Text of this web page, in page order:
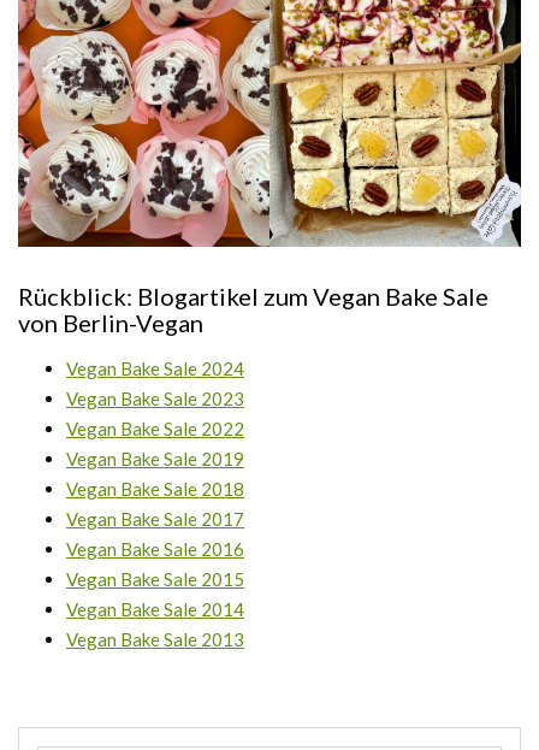
Rückblick: Blogartikel zum Vegan Bake Sale
von Berlin-Vegan
Vegan Bake Sale 2024
Vegan Bake Sale 2023
Vegan Bake Sale 2022
Vegan Bake Sale 2019
Vegan Bake Sale 2018
Vegan Bake Sale 2017
Vegan Bake Sale 2016
Vegan Bake Sale 2015
Vegan Bake Sale 2014
Vegan Bake Sale 2013